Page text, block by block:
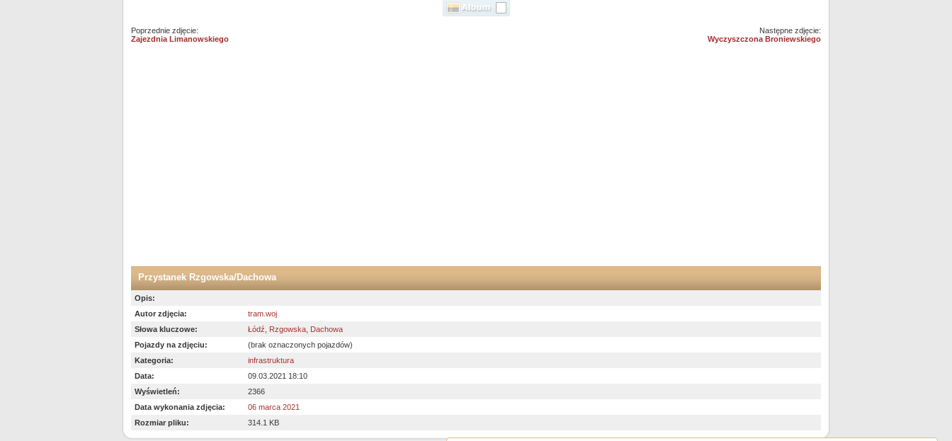
Poprzednie zdjęcie:
Zajezdnia Limanowskiego
Następne zdjęcie:
Wyczyszczona Broniewskiego
Przystanek Rzgowska/Dachowa
Opis:
Autor zdjęcia:
tram.woj
Słowa kluczowe:
Łódź Rzgowska Dachowa
Pojazdy na zdjęciu:
(brak oznaczonych pojazdów)
Kategoria:
infrastruktura
Data:
09.03.2021 18:10
Wyświetleń:
2366
Data wykonania zdjęcia:
06 marca 2021
Rozmiar pliku:
314.1 KB